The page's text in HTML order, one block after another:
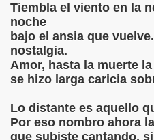
Tiembla el viento en la
noche
bajo el ansia que
nostalgia.
Amor, hasta la muerte
se hizo larga caricia
Lo distante es aquello
Por eso nombro ahora
que subiste cantando,
Vallejo